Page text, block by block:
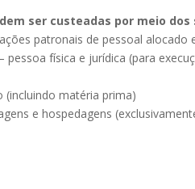
ser custeadas por meio
patronais de pessoal alocado
pessoa física e jurídica (para
(incluindo matéria prima)
e hospedagens